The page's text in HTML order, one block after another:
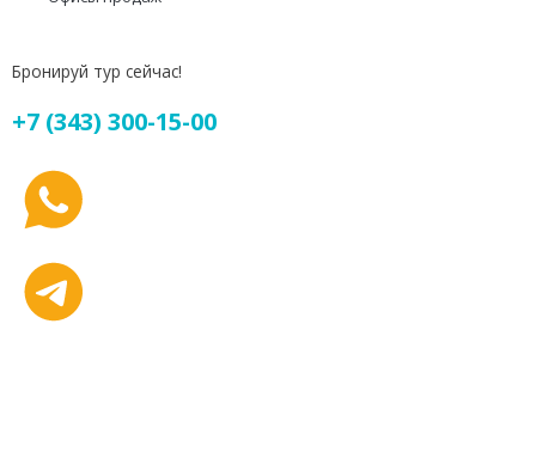
Бронируй тур сейчас!
+7 (343) 300-15-00